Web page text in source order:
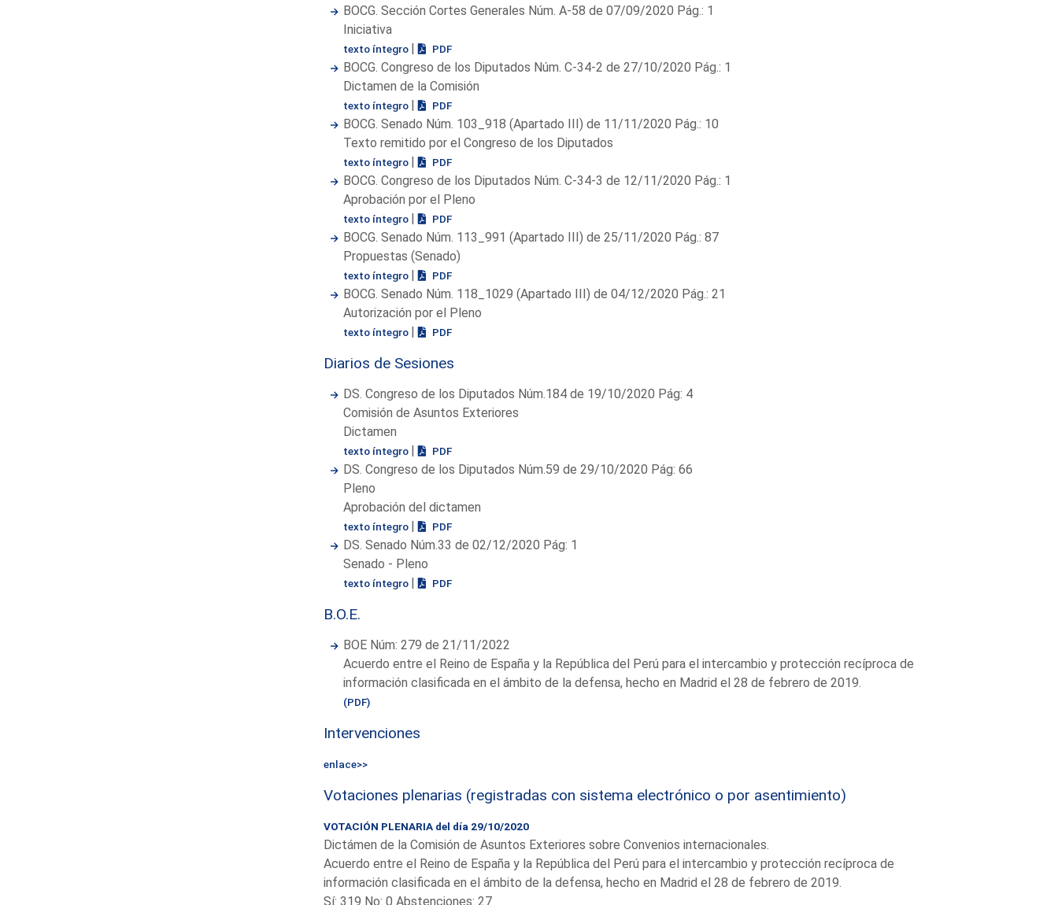
BOCG. Sección Cortes Generales Núm. A-58 de 07/09/2020 Pág.: 1
Iniciativa
texto íntegro | PDF
BOCG. Congreso de los Diputados Núm. C-34-2 de 27/10/2020 Pág.: 1
Dictamen de la Comisión
texto íntegro | PDF
BOCG. Senado Núm. 103_918 (Apartado III) de 11/11/2020 Pág.: 10
Texto remitido por el Congreso de los Diputados
texto íntegro | PDF
BOCG. Congreso de los Diputados Núm. C-34-3 de 12/11/2020 Pág.: 1
Aprobación por el Pleno
texto íntegro | PDF
BOCG. Senado Núm. 113_991 (Apartado III) de 25/11/2020 Pág.: 87
Propuestas (Senado)
texto íntegro | PDF
BOCG. Senado Núm. 118_1029 (Apartado III) de 04/12/2020 Pág.: 21
Autorización por el Pleno
texto íntegro | PDF
Diarios de Sesiones
DS. Congreso de los Diputados Núm.184 de 19/10/2020 Pág: 4
Comisión de Asuntos Exteriores
Dictamen
texto íntegro | PDF
DS. Congreso de los Diputados Núm.59 de 29/10/2020 Pág: 66
Pleno
Aprobación del dictamen
texto íntegro | PDF
DS. Senado Núm.33 de 02/12/2020 Pág: 1
Senado - Pleno
texto íntegro | PDF
B.O.E.
BOE Núm: 279 de 21/11/2022
Acuerdo entre el Reino de España y la República del Perú para el intercambio y protección recíproca de
información clasificada en el ámbito de la defensa, hecho en Madrid el 28 de febrero de 2019.
(PDF)
Intervenciones
enlace>>
Votaciones plenarias (registradas con sistema electrónico o por asentimiento)
VOTACIÓN PLENARIA del día 29/10/2020
Dictámen de la Comisión de Asuntos Exteriores sobre Convenios internacionales.
Acuerdo entre el Reino de España y la República del Perú para el intercambio y protección recíproca de
información clasificada en el ámbito de la defensa, hecho en Madrid el 28 de febrero de 2019.
Sí: 319 No: 0 Abstenciones: 27